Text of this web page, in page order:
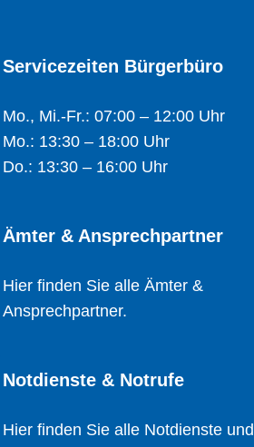
Servicezeiten Bürgerbüro
Mo., Mi.-Fr.: 07:00 – 12:00 Uhr
Mo.: 13:30 – 18:00 Uhr
Do.: 13:30 – 16:00 Uhr
Ämter & Ansprechpartner
Hier finden Sie alle Ämter &
Ansprechpartner.
Notdienste & Notrufe
Hier finden Sie alle Notdienste und